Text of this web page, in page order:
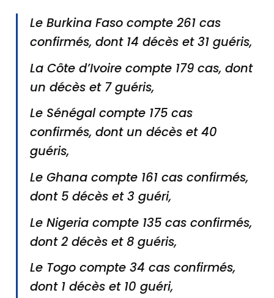
Le Burkina Faso compte 261 cas
confirmés, dont 14 décès et 31 guéris,
La Côte d’Ivoire compte 179 cas, dont
un décès et 7 guéris,
Le Sénégal compte 175 cas
confirmés, dont un décès et 40
guéris,
Le Ghana compte 161 cas confirmés,
dont 5 décès et 3 guéri,
Le Nigeria compte 135 cas confirmés,
dont 2 décès et 8 guéris,
Le Togo compte 34 cas confirmés,
dont 1 décès et 10 guéri,